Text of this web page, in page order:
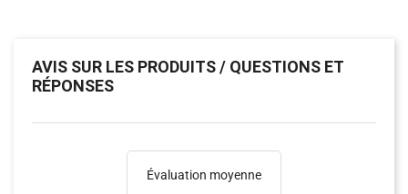
AVIS SUR LES PRODUITS / QUESTIONS ET
RÉPONSES
Évaluation moyenne